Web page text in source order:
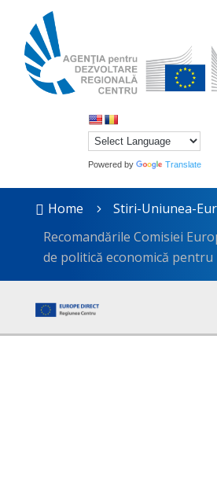
Powered by Translate
 Home 5 Stiri-Uniunea-
Recomandările Comisiei
de politică economică pentru